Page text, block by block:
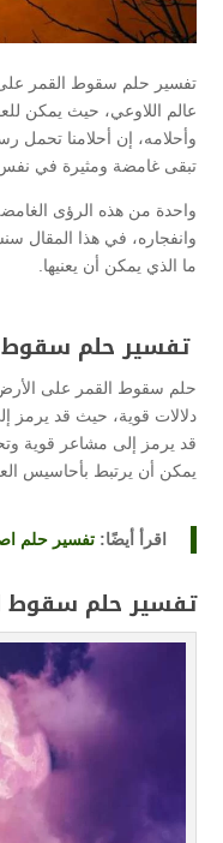
تفسير حلم سقوط القمر على
عالم اللاوعي، حيث يمكن
وأحلامه، إن أحلامنا تحمل
تبقى غامضة ومثيرة في
واحدة من هذه الرؤى
وانفجاره، في هذا المقال
ما الذي يمكن أن يعنيها.
تفسير حلم سقوط
حلم سقوط القمر على الأرض
دلالات قوية، حيث قد يرمز
قد يرمز إلى مشاعر قوية
يمكن أن يرتبط بأحاسيس
اقرأ أيضًا: تفسير حلم
تفسير حلم سقوط